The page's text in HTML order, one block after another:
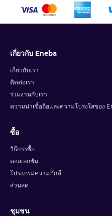
เกี่ยวกับ Eneba
เกี่ยวกับเรา
ติดต่อเรา
ร่วมงานกับเรา
ความน่าเชื่อถือและความโปร่งใสของ
ซื้อ
วิธีการซื้อ
คอลเลกชัน
โปรแกรมความภักดี
ส่วนลด
ชุมชน